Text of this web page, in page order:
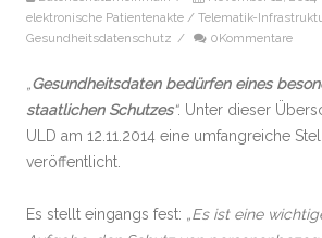
elektronische Patientenakte / Telematik-
Gesundheitsdatenschutz / 0Kommentare
„Gesundheitsdaten bedürfen eines
staatlichen Schutzes“. Unter dieser
ULD am 12.11.2014 eine umfangreiche
veröffentlicht.
Es stellt eingangs fest: „Es ist eine